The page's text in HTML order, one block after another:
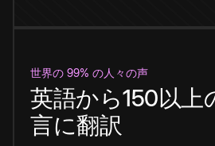
世界の 99% の人々の声
英語から150以上
言に翻訳